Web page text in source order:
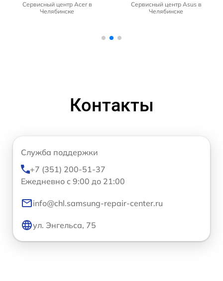
Сервисный центр Acer в
Челябинске
Сервисный центр Asus в
Челябинске
Контакты
Служба поддержки
+7 (351) 200-51-37
Ежедневно с 9:00 до 21:00
info@chl.samsung-repair-center.ru
ул. Энгельса, 75